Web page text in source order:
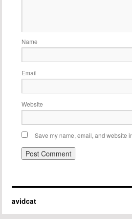
Name
Email
Website
Save my name, email, and website
avidcat